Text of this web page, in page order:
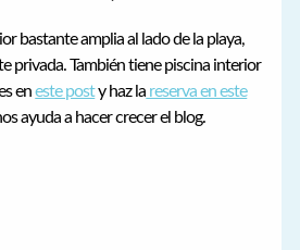
bastante amplia al lado de la playa,
privada. También tiene piscina interior
eneste posty haz la reserva en este
ayuda a hacer crecer el blog.